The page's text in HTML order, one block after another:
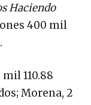
Haciendo
400 mil
110.88
Morena, 2